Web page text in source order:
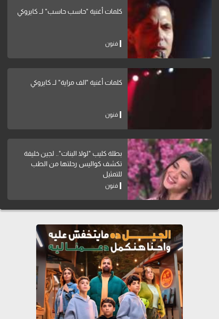
كلمات أغنية "حاسب حاسب" لــ كايروكي
فنون
كلمات أغنية "الف مراية" لــ كايروكي
فنون
بطلة كليب "لولا البنات".. لجين خليفة
تكشف كواليس رحلتها من الطب
للتمثيل
فنون